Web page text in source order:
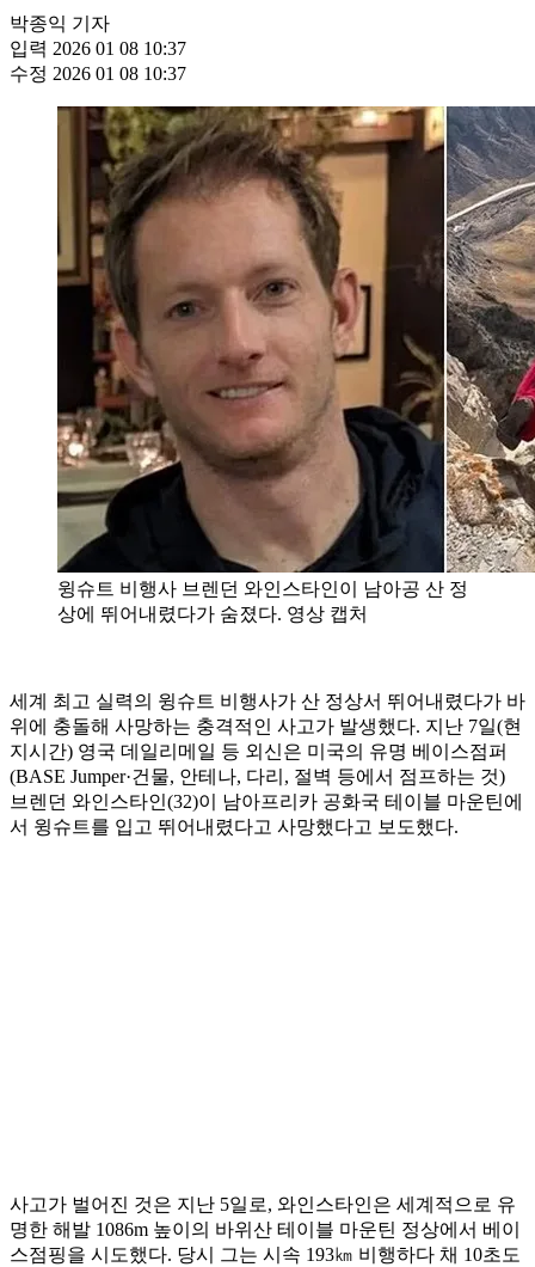
박종익 기자
입력 2026 01 08 10:37
수정 2026 01 08 10:37
윙슈트 비행사 브렌던 와인스타인이 남아공 산 정
상에 뛰어내렸다가 숨졌다. 영상 캡처
세계 최고 실력의 윙슈트 비행사가 산 정상서 뛰어내렸다가 바
위에 충돌해 사망하는 충격적인 사고가 발생했다. 지난 7일(현
지시간) 영국 데일리메일 등 외신은 미국의 유명 베이스점퍼
(BASE Jumper·건물, 안테나, 다리, 절벽 등에서 점프하는 것)
브렌던 와인스타인(32)이 남아프리카 공화국 테이블 마운틴에
서 윙슈트를 입고 뛰어내렸다고 사망했다고 보도했다.
사고가 벌어진 것은 지난 5일로, 와인스타인은 세계적으로 유
명한 해발 1086m 높이의 바위산 테이블 마운틴 정상에서 베이
스점핑을 시도했다. 당시 그는 시속 193㎞ 비행하다 채 10초도